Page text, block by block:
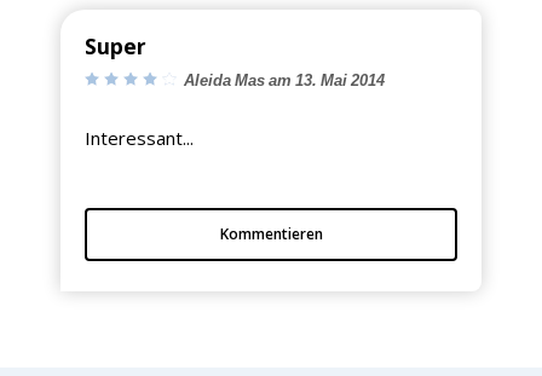
Super
Aleida Mas am 13. Mai 2014
Interessant...
Kommentieren